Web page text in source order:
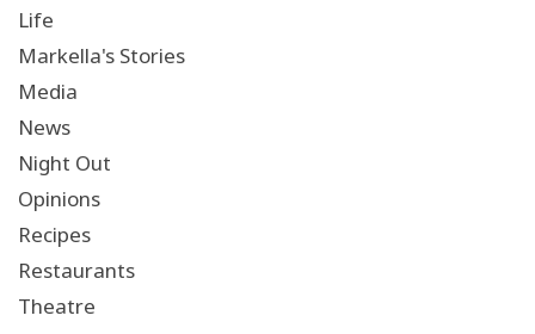
Life
Markella's Stories
Media
News
Night Out
Opinions
Recipes
Restaurants
Theatre